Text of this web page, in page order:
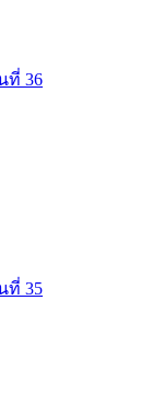
ที่ 36
ที่ 35